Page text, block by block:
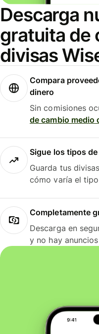
Descarga
gratuita de
divisas
Compara
dinero
Sin comisiones
de cambio medio
Sigue los tipos
Guarda tus
cómo varía el
Completamente
Descarga en
y no hay